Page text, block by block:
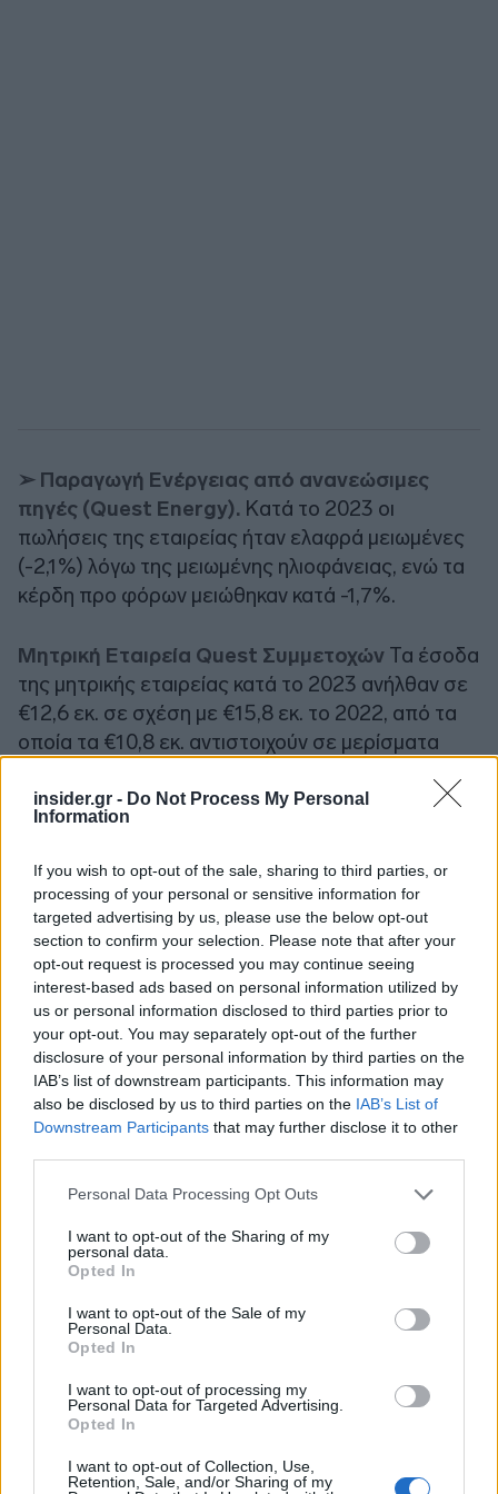
insider.gr - Do Not Process My Personal
Information
If you wish to opt-out of the sale, sharing to third parties, or
processing of your personal or sensitive information for
targeted advertising by us, please use the below opt-out
section to confirm your selection. Please note that after your
opt-out request is processed you may continue seeing
interest-based ads based on personal information utilized by
us or personal information disclosed to third parties prior to
your opt-out. You may separately opt-out of the further
disclosure of your personal information by third parties on the
IAB’s list of downstream participants. This information may
also be disclosed by us to third parties on the IAB’s List of
Downstream Participants that may further disclose it to other
Please note that this website/app uses one or more Google
not limited to your visit or usage behaviour. You may click to
grant or deny consent to Google and its third-party tags to
use your data for below specified purposes in below Google
consent section.
Personal Data Processing Opt Outs
I want to opt-out of the Sharing of my
personal data.
Opted In
I want to opt-out of the Sale of my
Personal Data.
Opted In
I want to opt-out of processing my
Personal Data for Targeted Advertising.
Opted In
I want to opt-out of Collection, Use,
Retention, Sale, and/or Sharing of my
➢ Παραγωγή Ενέργειας από ανανεώσιμες
πηγές (Quest Energy). Κατά το 2023 οι
πωλήσεις της εταιρείας ήταν ελαφρά μειωμένες
(-2,1%) λόγω της μειωμένης ηλιοφάνειας, ενώ τα
κέρδη προ φόρων μειώθηκαν κατά -1,7%.
Μητρική Εταιρεία Quest Συμμετοχών Τα έσοδα
της μητρικής εταιρείας κατά το 2023 ανήλθαν σε
€12,6 εκ. σε σχέση με €15,8 εκ. το 2022, από τα
οποία τα €10,8 εκ. αντιστοιχούν σε μερίσματα
αποτελέσματα διαμορφώθηκαν σε κέρδη €10,7
εκ. έναντι κερδών €13,4 εκ. το 2022.